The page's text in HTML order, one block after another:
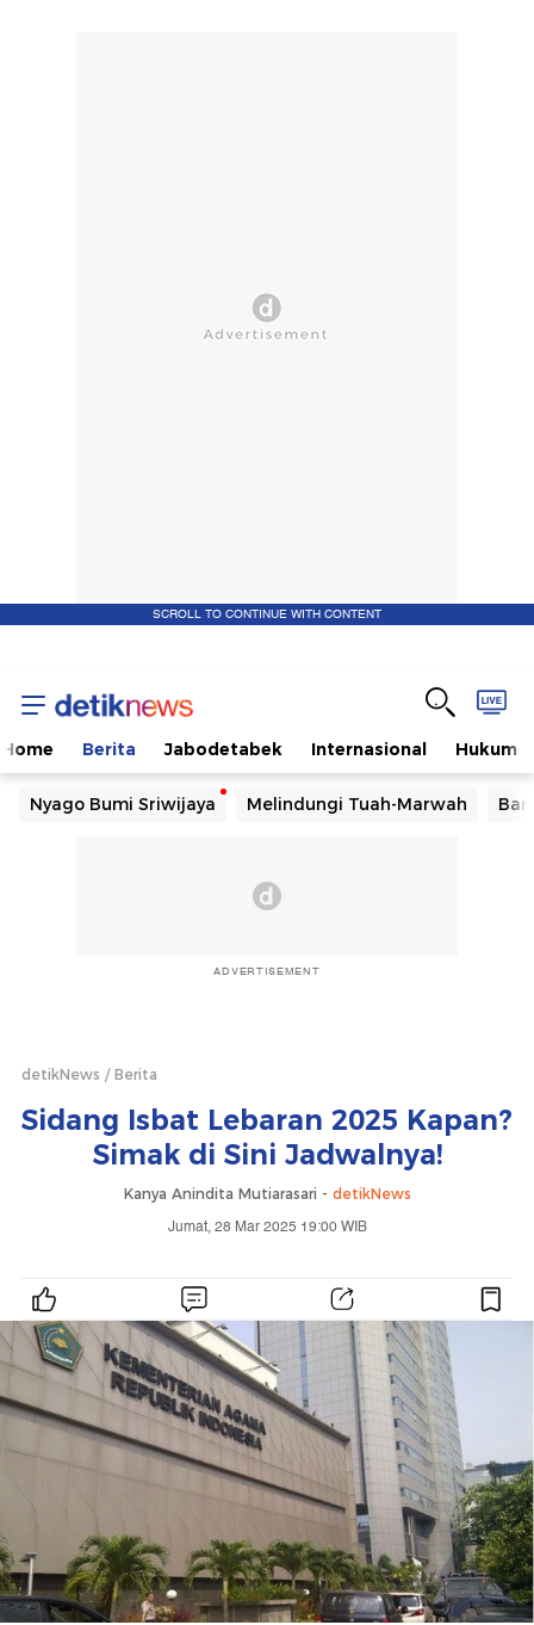
SCROLL TO CONTINUE WITH CONTENT
Home Berita Jabodetabek Internasional Hukum
Nyago Bumi Sriwijaya Melindungi Tuah-Marwah
ADVERTISEMENT
detikNews Berita
Sidang Isbat Lebaran 2025 Kapan?
Simak di Sini Jadwalnya!
Kanya Anindita Mutiarasari - detikNews
Jumat, 28 Mar 2025 19:00 WIB